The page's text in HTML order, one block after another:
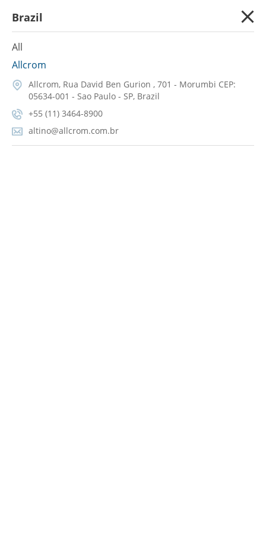
Brazil
All
Allcrom
Allcrom, Rua David Ben Gurion , 701 - Morumbi CEP:
05634-001 - Sao Paulo - SP, Brazil
+55 (11) 3464-8900
altino@allcrom.com.br